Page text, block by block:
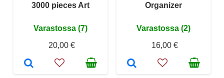
3000 pieces Art
Varastossa (7)
20,00 €
Organizer
Varastossa (2)
16,00 €